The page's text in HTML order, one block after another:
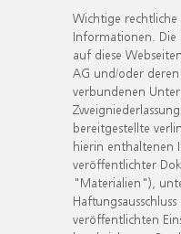
Wichtige
Informationen.
auf diese
AG und/oder deren
verbundenen
bereitgestellte
hierin enthaltenen
veröffentlichter
"Materialien"),
veröffentlichten